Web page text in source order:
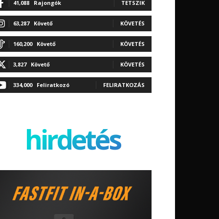
41,088 Rajongók TETSZIK
63,287 Követő KÖVETÉS
160,200 Követő KÖVETÉS
3,827 Követő KÖVETÉS
334,000 Feliratkozó FELIRATKOZÁS
hirdetés